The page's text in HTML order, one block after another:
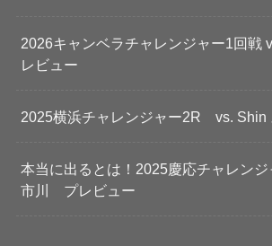
2026キャンベラチャレンジャー1回戦
レビュー
2025横浜チャレンジャー2R vs. Shin
本当に出るとは！2025慶応チャレンジ
市川 プレビュー